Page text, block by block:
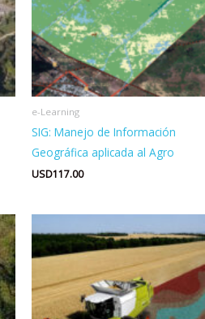
e-Learning
SIG: Manejo de Información
Geográfica aplicada al Agro
USD117.00